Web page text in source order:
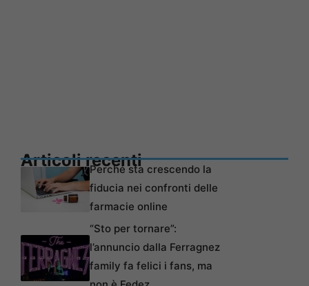
Articoli recentiPerché sta crescendo la
fiducia nei confronti delle
farmacie online
“Sto per tornare”:
l’annuncio dalla Ferragnez
family fa felici i fans, ma